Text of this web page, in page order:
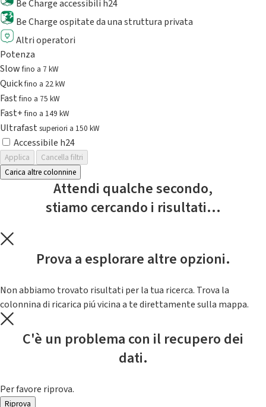
Be Charge accessibili h24
Be Charge ospitate da una struttura privata
Altri operatori
Potenza
Slowfino a 7 kW
Quickfino a 22 kW
Fastfino a 75 kW
Fast+fino a 149 kW
Ultrafast superiori a 150 kW
Accessibile h24
Applica
Cancella filtri
Carica altre colonnine
Attendi qualche secondo,
stiamo cercando i risultati...
Prova a esplorare altre opzioni.
Non abbiamo trovato risultati per la tua ricerca. Trova la
colonnina di ricarica piú vicina a te direttamente sulla mappa.
C'è un problema con il recupero dei
dati.
Per favore riprova.
Riprova